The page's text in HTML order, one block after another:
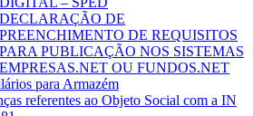
DECLARAÇÃO DE
PREENCHIMENTO DE REQUISITOS
PARA PUBLICAÇÃO NOS SISTEMAS
EMPRESAS.NET OU FUNDOS.NET
para Armazém
referentes ao Objeto Social com a IN